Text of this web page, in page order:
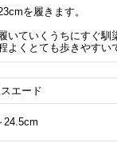
を履きます。
いていくうちにすぐ馴
よくとても歩きやすい
エード
24.5cm